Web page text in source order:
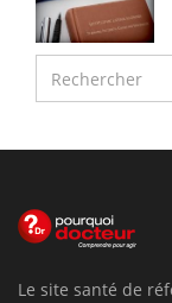
Le site santé de